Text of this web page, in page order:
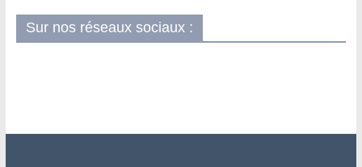
Sur nos réseaux sociaux :